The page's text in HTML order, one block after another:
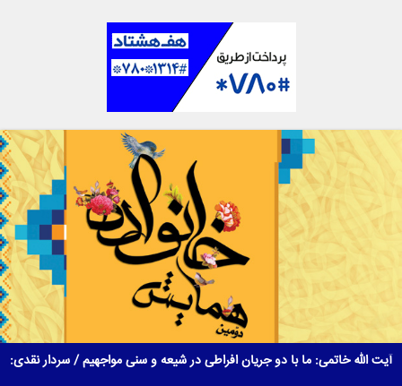
آیت الله خاتمی: ما با دو جریان افراطی در شیعه و سنی مواجهیم / سردار نقدی: